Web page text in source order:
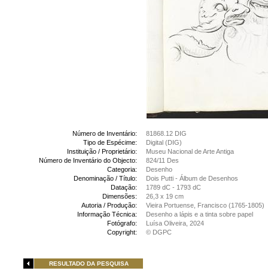
Número de Inventário:
81868.12 DIG
Tipo de Espécime:
Digital (DIG)
Instituição / Proprietário:
Museu Nacional de Arte Antiga
Número de Inventário do Objecto:
824/11 Des
Categoria:
Desenho
Denominação / Título:
Dois Putti - Álbum de Desenhos
Datação:
1789 dC - 1793 dC
Dimensões:
26,3 x 19 cm
Autoria / Produção:
Vieira Portuense, Francisco (1765-1805)
Informação Técnica:
Desenho a lápis e a tinta sobre papel
Fotógrafo:
Luísa Oliveira, 2024
Copyright:
© DGPC
RESULTADO DA PESQUISA